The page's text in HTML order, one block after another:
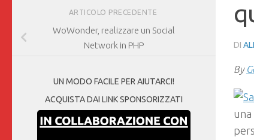
DI
By
ARTICOLO PRECEDENTE
WoWonder, realizzare un Social
Network in PHP
UN MODO FACILE PER AIUTARCI!
ACQUISTA DAI LINK SPONSORIZZATI